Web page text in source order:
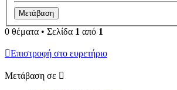
0 θέματα • Σελίδα 1 από 1
Επιστροφή στο ευρετήριο
Μετάβαση σε